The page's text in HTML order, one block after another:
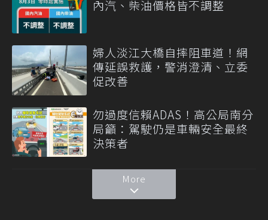
內汽、柴油價格皆不調整
婦人淡江大橋自摔阻車道！網
傳延誤救護，警消澄清、立委
促改善
勿過度信賴ADAS！高公局南分
局籲：駕駛仍是車輛安全最終
決策者
More